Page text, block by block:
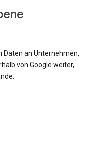
Daten an Unternehmen,
von Google weiter,